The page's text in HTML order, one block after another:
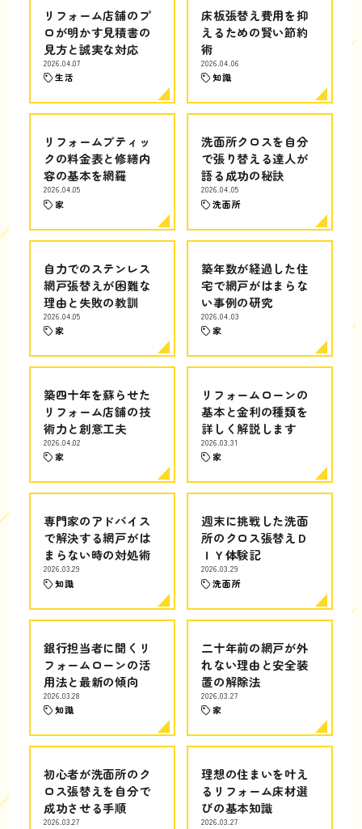
リフォーム店舗のプ
ロが明かす見積書の
見方と誠実な対応
2026.04.07
生活
床板張替え費用を抑
えるための賢い節約
術
2026.04.06
知識
リフォームブティッ
クの料金表と修繕内
容の基本を網羅
2026.04.05
家
洗面所クロスを自分
で張り替える達人が
語る成功の秘訣
2026.04.05
洗面所
自力でのステンレス
網戸張替えが困難な
理由と失敗の教訓
2026.04.05
家
築年数が経過した住
宅で網戸がはまらな
い事例の研究
2026.04.03
家
築四十年を蘇らせた
リフォーム店舗の技
術力と創意工夫
2026.04.02
家
リフォームローンの
基本と金利の種類を
詳しく解説します
2026.03.31
家
専門家のアドバイス
で解決する網戸がは
まらない時の対処術
2026.03.29
知識
週末に挑戦した洗面
所のクロス張替えＤ
ＩＹ体験記
2026.03.29
洗面所
銀行担当者に聞くリ
フォームローンの活
用法と最新の傾向
2026.03.28
知識
二十年前の網戸が外
れない理由と安全装
置の解除法
2026.03.27
家
初心者が洗面所のク
ロス張替えを自分で
成功させる手順
2026.03.27
理想の住まいを叶え
るリフォーム床材選
びの基本知識
2026.03.27